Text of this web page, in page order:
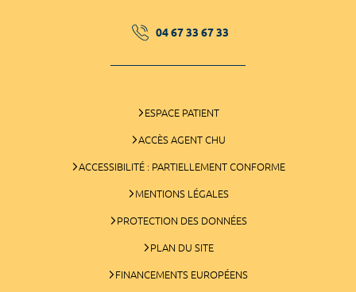
04 67 33 67 33
ESPACE PATIENT
ACCÈS AGENT CHU
ACCESSIBILITÉ : PARTIELLEMENT CONFORME
MENTIONS LÉGALES
PROTECTION DES DONNÉES
PLAN DU SITE
FINANCEMENTS EUROPÉENS